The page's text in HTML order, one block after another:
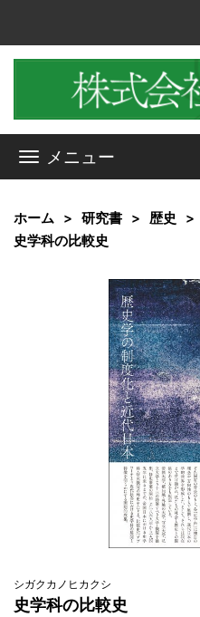
メニュー
ホーム 研究書 歴史
史学科の比較史
シガクカノヒカクシ
史学科の比較史